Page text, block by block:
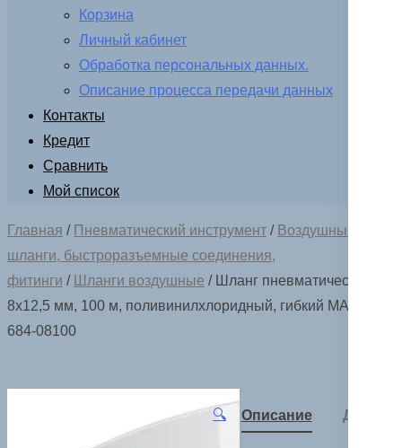
Корзина
Личный кабинет
Обработка персональных данных.
Описание процесса передачи данных
Контакты
Кредит
Сравнить
Мой список
Главная / Пневматический инструмент / Воздушные
шланги, быстроразъемные соединения,
фитинги / Шланги воздушные / Шланг пневматический
8х12,5 мм, 100 м, поливинилхлоридный, гибкий МАСТАК
684-08100
🔍 Описание Детали